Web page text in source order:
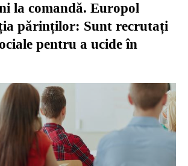
la comandă. Europol
părinților: Sunt recrutați
pentru a ucide în